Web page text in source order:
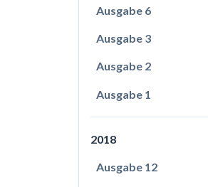
Ausgabe 6
Ausgabe 3
Ausgabe 2
Ausgabe 1
2018
Ausgabe 12